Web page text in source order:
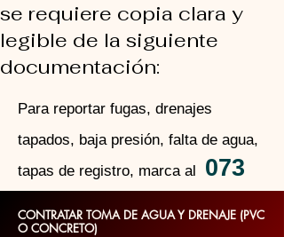
se requiere copia clara y
legible de la siguiente
documentación:
Para reportar fugas, drenajes
tapados, baja presión, falta de agua,
tapas de registro, marca al 073
CONTRATAR TOMA DE AGUA Y DRENAJE (PVC
O CONCRETO)